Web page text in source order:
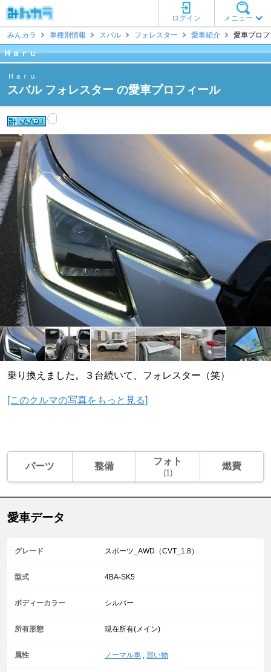
メニュー
ログイン
みんカラ
車種別情報 スバル フォレスター 愛車紹介 愛車プロ
Ｈａｒｕ
Ｈａｒｕ
スバル フォレスター の愛車プロフィール
乗り換えました。３台続いて、フォレスター（笑）
[このクルマの写真をもっと見る]
パーツ 整備 フォト
(1)
燃費
愛車データ
グレード スポーツ_AWD（CVT_1.8）
型式 4BA-SK5
ボディーカラー シルバー
所有形態 現在所有(メイン)
属性 ノーマル車 買い物